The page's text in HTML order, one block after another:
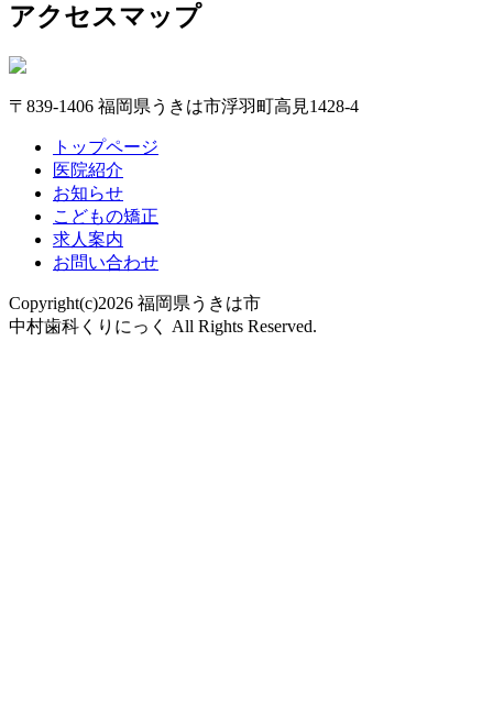
アクセスマップ
〒839-1406 福岡県うきは市浮羽町高見1428-4
トップページ
医院紹介
お知らせ
こどもの矯正
求人案内
お問い合わせ
Copyright(c)2026 福岡県うきは市
中村歯科くりにっく All Rights Reserved.